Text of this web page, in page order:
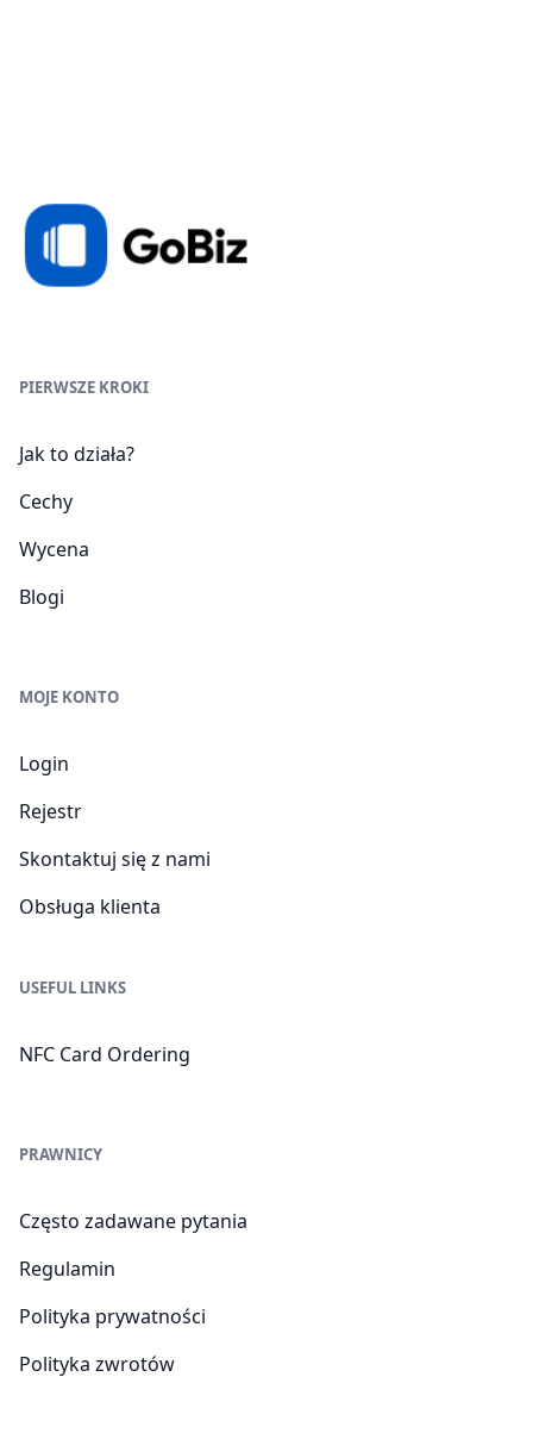
PIERWSZE KROKI
Jak to działa?
Cechy
Wycena
Blogi
MOJE KONTO
Login
Rejestr
Skontaktuj się z nami
Obsługa klienta
USEFUL LINKS
NFC Card Ordering
PRAWNICY
Często zadawane pytania
Regulamin
Polityka prywatności
Polityka zwrotów